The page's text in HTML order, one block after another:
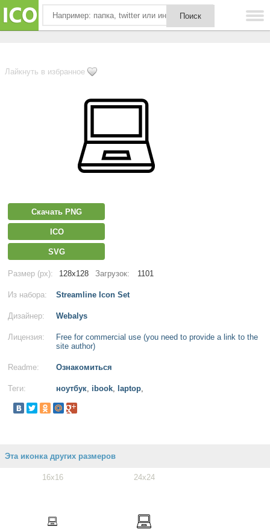
Лайкнуть в избранное
Скачать PNG
ICO
SVG
Размер (px): 128x128 Загрузок: 1101
Из набора: Streamline Icon Set
Дизайнер: Webalys
Лицензия:
Free for commercial use (you need to provide a link to the
site author)
Readme: Ознакомиться
Теги: ноутбук, ibook, laptop,
Эта иконка других размеров
16x16 24x24